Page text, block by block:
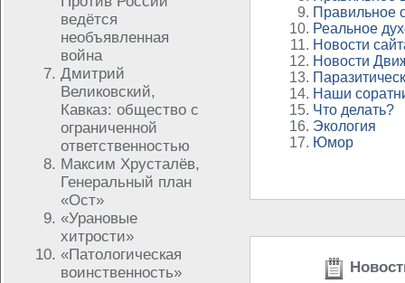
ведётся
необъявленная
война
Дмитрий
Великовский,
Кавказ: общество с
ограниченной
ответственностью
Максим Хрусталёв,
Генеральный план
«Ост»
«Урановые
хитрости»
«Патологическая
воинственность»
Правильное
Реальное
Новости
Новости
Наши
Что делать?
Экология
Юмор